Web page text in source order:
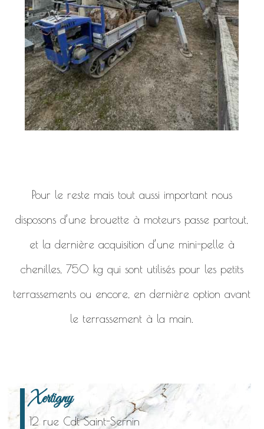
Pour le reste mais tout aussi important nous
disposons d’une brouette à moteurs passe partout,
et la dernière acquisition d’une mini-pelle à
chenilles, 750 kg qui sont utilisés pour les petits
terrassements ou encore, en dernière option avant
le terrassement à la main.
Xertigny
12 rue Cdt Saint-Sernin